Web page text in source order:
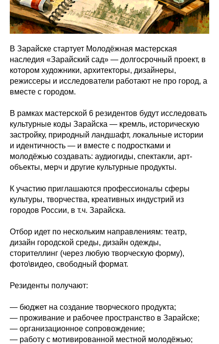
В Зарайске стартует Молодёжная мастерская
наследия «Зарайский сад» — долгосрочный проект, в
котором художники, архитекторы, дизайнеры,
режиссеры и исследователи работают не про город, а
вместе с городом.
В рамках мастерской 6 резидентов будут исследовать
культурные коды Зарайска — кремль, историческую
застройку, природный ландшафт, локальные истории
и идентичность — и вместе с подростками и
молодёжью создавать: аудиогиды, спектакли, арт-
объекты, мерч и другие культурные продукты.
К участию приглашаются профессионалы сферы
культуры, творчества, креативных индустрий из
городов России, в т.ч. Зарайска.
Отбор идет по нескольким направлениям: театр,
дизайн городской среды, дизайн одежды,
сторителлинг (через любую творческую форму),
фото\видео, свободный формат.
Резиденты получают:
— бюджет на создание творческого продукта;
— проживание и рабочее пространство в Зарайске;
— организационное сопровождение;
— работу с мотивированной местной молодёжью;